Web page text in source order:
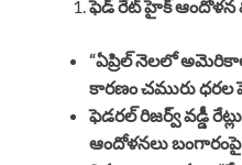
ఫెడ్ రేట్ హైక్ ఆందోళన
“ఏప్రిల్ నెలలో
కారణం చమురు ధరల
ఫెడరల్ రిజర్వ్ వడ్డీ
ఆందోళనలు